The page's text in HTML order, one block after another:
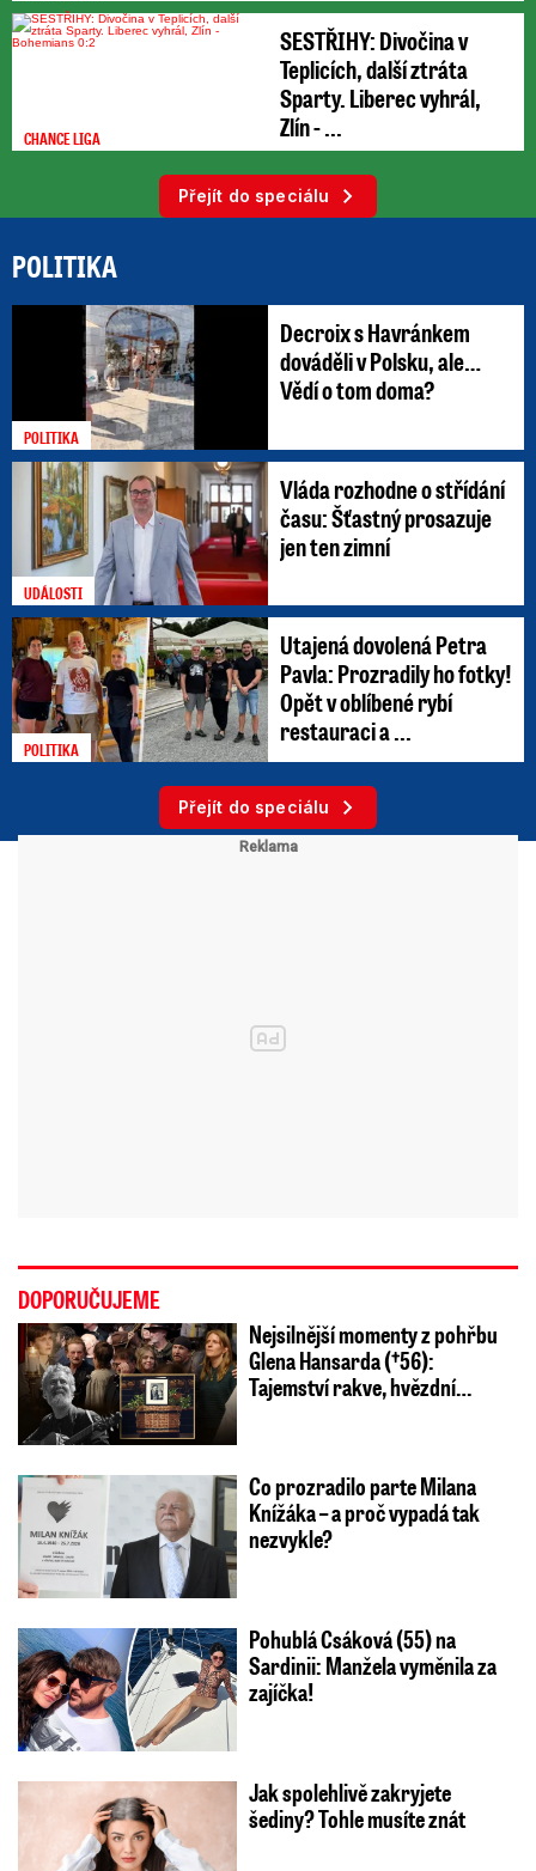
CHANCE LIGA
SESTŘIHY: Divočina v
Teplicích, další ztráta
Sparty. Liberec vyhrál,
Zlín - ...
Přejít do speciálu
POLITIKA
POLITIKA
Decroix s Havránkem
dováděli v Polsku, ale…
Vědí o tom doma?
UDÁLOSTI
Vláda rozhodne o střídání
času: Šťastný prosazuje
jen ten zimní
POLITIKA
Utajená dovolená Petra
Pavla: Prozradily ho fotky!
Opět v oblíbené rybí
restauraci a ...
Přejít do speciálu
DOPORUČUJEME
Nejsilnější momenty z pohřbu
Glena Hansarda (†56):
Tajemství rakve, hvězdní…
Co prozradilo parte Milana
Knížáka – a proč vypadá tak
nezvykle?
Pohublá Csáková (55) na
Sardinii: Manžela vyměnila za
zajíčka!
Jak spolehlivě zakryjete
šediny? Tohle musíte znát